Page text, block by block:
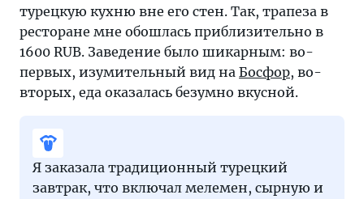
турецкую кухню вне его стен. Так, трапеза в
ресторане мне обошлась приблизительно в
1600 RUB. Заведение было шикарным: во-
первых, изумительный вид на Босфор, во-
вторых, еда оказалась безумно вкусной.
Я заказала традиционный турецкий
завтрак, что включал мелемен, сырную и